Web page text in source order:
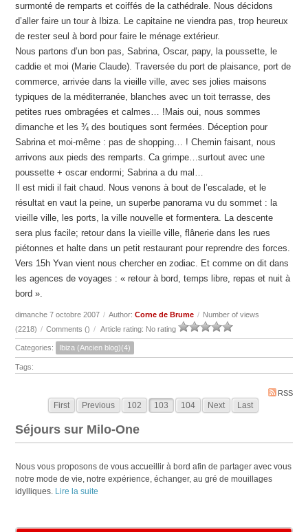
surmonté de remparts et coiffés de la cathédrale. Nous décidons
d’aller faire un tour à Ibiza. Le capitaine ne viendra pas, trop heureux
de rester seul à bord pour faire le ménage extérieur.
Nous partons d’un bon pas, Sabrina, Oscar, papy, la poussette, le
caddie et moi (Marie Claude). Traversée du port de plaisance, port de
commerce, arrivée dans la vieille ville, avec ses jolies maisons
typiques de la méditerranée, blanches avec un toit terrasse, des
petites rues ombragées et calmes… !Mais oui, nous sommes
dimanche et les ¾ des boutiques sont fermées. Déception pour
Sabrina et moi-même : pas de shopping… ! Chemin faisant, nous
arrivons aux pieds des remparts. Ca grimpe…surtout avec une
poussette + oscar endormi; Sabrina a du mal…
Il est midi il fait chaud. Nous venons à bout de l’escalade, et le
résultat en vaut la peine, un superbe panorama vu du sommet : la
vieille ville, les ports, la ville nouvelle et formentera. La descente
sera plus facile; retour dans la vieille ville, flânerie dans les rues
piétonnes et halte dans un petit restaurant pour reprendre des forces.
Vers 15h Yvan vient nous chercher en zodiac. Et comme on dit dans
les agences de voyages : « retour à bord, temps libre, repas et nuit à
bord ».
dimanche 7 octobre 2007 / Author:Corne de Brume / Number of views
(2218) / Comments () / Article rating: No rating
Categories: Ibiza (Ancien blog)(4)
Tags:
RSS
First Previous 102 103 104 Next Last
Séjours sur Milo-One
Nous vous proposons de vous accueillir à bord afin de partager avec vous
notre mode de vie, notre expérience, échanger, au gré de mouillages
idylliques. Lire la suite